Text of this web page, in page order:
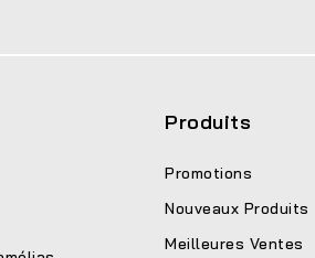
Produits
Promotions
Nouveaux Produits
Meilleures Ventes